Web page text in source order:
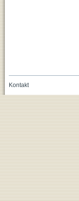
Kontakt